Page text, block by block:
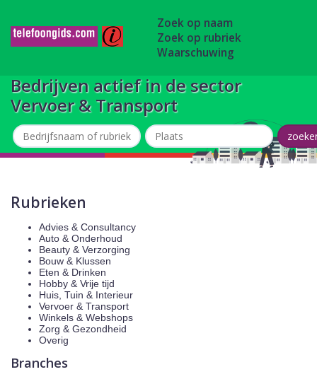
Zoek op naam
Zoek op rubriek
Waarschuwing
Bedrijven actief in de sector
Vervoer & Transport
Rubrieken
Advies & Consultancy
Auto & Onderhoud
Beauty & Verzorging
Bouw & Klussen
Eten & Drinken
Hobby & Vrije tijd
Huis, Tuin & Interieur
Vervoer & Transport
Winkels & Webshops
Zorg & Gezondheid
Overig
Branches